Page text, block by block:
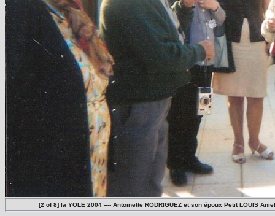
[2 of 8] la YOLE 2004 ---- Antoinette RODRIGUEZ et son époux Petit LOUIS